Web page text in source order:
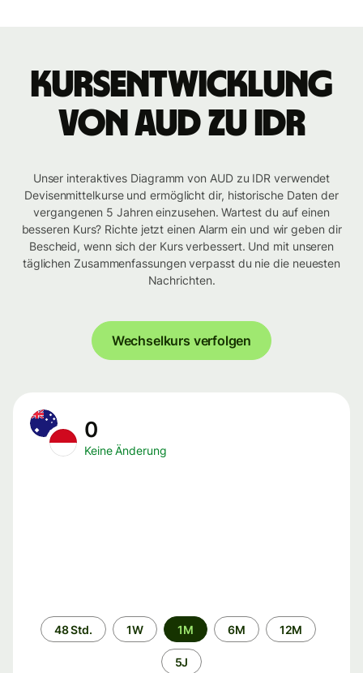
Kursentwicklung
von AUD zu IDR
Unser interaktives Diagramm von AUD zu IDR verwendet
Devisenmittelkurse und ermöglicht dir, historische Daten der
vergangenen 5 Jahren einzusehen. Wartest du auf einen
besseren Kurs? Richte jetzt einen Alarm ein und wir geben dir
Bescheid, wenn sich der Kurs verbessert. Und mit unseren
täglichen Zusammenfassungen verpasst du nie die neuesten
Nachrichten.
Wechselkurs verfolgen
0
Keine Änderung
Zeitraum
48 Std. 1W 1M 6M 12M
5J